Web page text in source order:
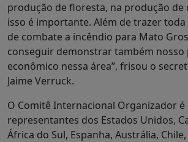
produção de floresta, na produção de
isso é importante. Além de trazer
de combate a incêndio para Mato
conseguir demonstrar também nosso
econômico nessa área”, frisou o
Jaime Verruck.
O Comitê Internacional Organizador
representantes dos Estados Unidos,
África do Sul, Espanha, Austrália,